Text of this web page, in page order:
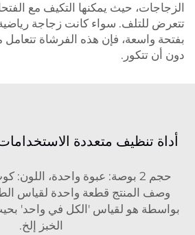
الزجاجات، حيث يمكنها التكيف مع
تتعرض للتلف. سواء كانت زجاجة
بفتحة واسعة، فإن هذه الفرشاة
دون أن تتكور.
أداة تنظيف متعددة
حجم 2 بوصة: عبوة واحدة،
وصف المنتج قطعة واحدة لقياس
بواسطة هو لقياس 'الكل في واحد'
الخبز إلخ.